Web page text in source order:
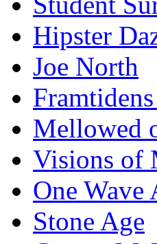
Hipster
Joe North
Mellowed
Visions of
One Wave
Stone Age